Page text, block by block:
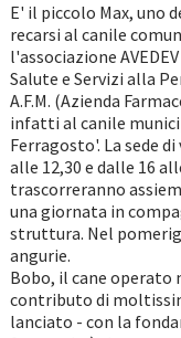
E' il piccolo Max, uno
recarsi al canile
l'associazione
Salute e Servizi alla
A.F.M. (Azienda
infatti al canile
Ferragosto'. La sede
alle 12,30 e dalle 16
trascorreranno
una giornata in
struttura. Nel
angurie.
Bobo, il cane operato
contributo di
lanciato - con la